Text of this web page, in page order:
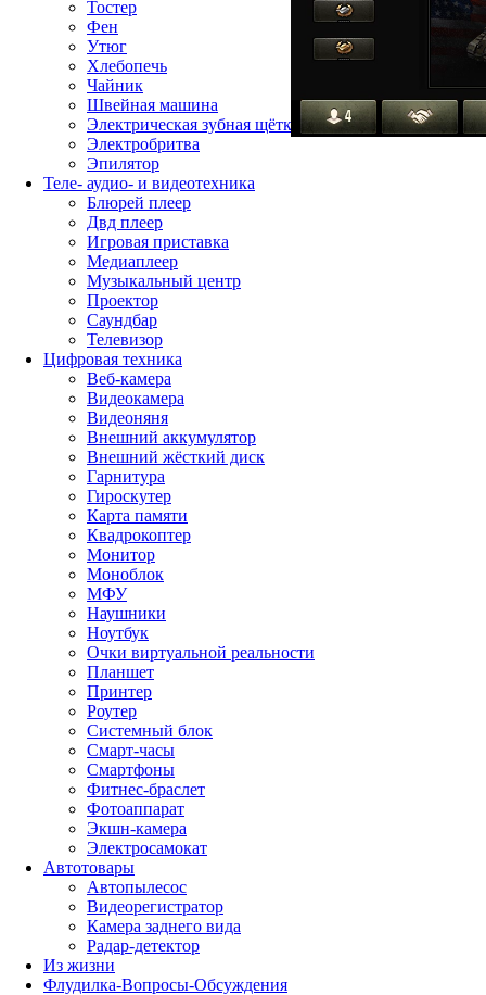
Тостер
Фен
Утюг
Хлебопечь
Чайник
Швейная машина
Электрическая зубная щётка
Электробритва
Эпилятор
Теле- аудио- и видеотехника
Блюрей плеер
Двд плеер
Игровая приставка
Медиаплеер
Музыкальный центр
Проектор
Саундбар
Телевизор
Цифровая техника
Веб-камера
Видеокамера
Видеоняня
Внешний аккумулятор
Внешний жёсткий диск
Гарнитура
Гироскутер
Карта памяти
Квадрокоптер
Монитор
Моноблок
МФУ
Наушники
Ноутбук
Очки виртуальной реальности
Планшет
Принтер
Роутер
Системный блок
Смарт-часы
Смартфоны
Фитнес-браслет
Фотоаппарат
Экшн-камера
Электросамокат
Автотовары
Автопылесос
Видеорегистратор
Камера заднего вида
Радар-детектор
Из жизни
Флудилка-Вопросы-Обсуждения